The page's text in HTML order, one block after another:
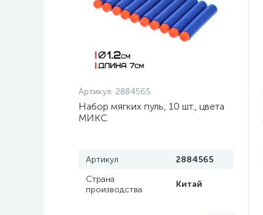
Артикул: 2884565
Набор мягких пуль, 10 шт., цвета
МИКС
Артикул
2884565
Страна
производства
Китай